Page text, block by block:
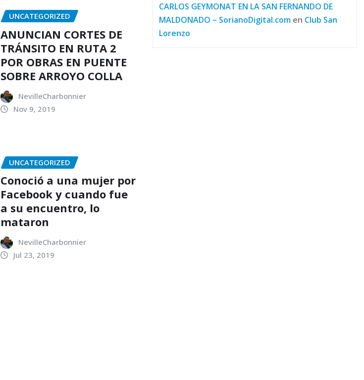
UNCATEGORIZED
ANUNCIAN CORTES DE
TRÁNSITO EN RUTA 2
POR OBRAS EN PUENTE
SOBRE ARROYO COLLA
NevilleCharbonnier
Nov 9, 2019
UNCATEGORIZED
Conoció a una mujer por
Facebook y cuando fue
a su encuentro, lo
mataron
NevilleCharbonnier
Jul 23, 2019
CARLOS GEYMONAT EN LA SAN FERNANDO DE
MALDONADO – SorianoDigital.com en Club San
Lorenzo